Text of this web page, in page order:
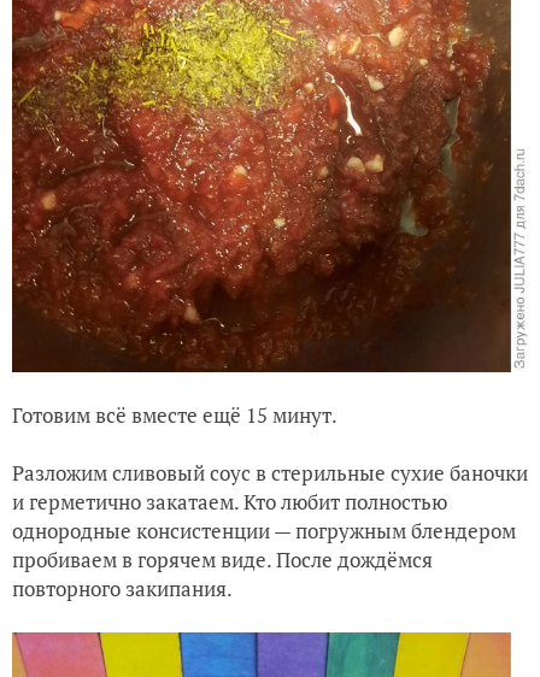
Готовим всё вместе ещё 15 минут.
Разложим сливовый соус в стерильные сухие баночки
и герметично закатаем. Кто любит полностью
однородные консистенции — погружным блендером
пробиваем в горячем виде. После дождёмся
повторного закипания.